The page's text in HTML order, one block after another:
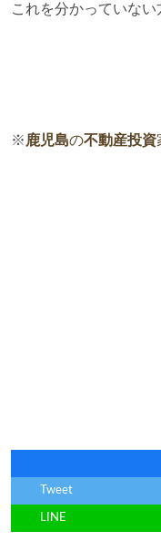
これを分かっていない
※ 鹿児島の不動産投資
Tweet
LINE